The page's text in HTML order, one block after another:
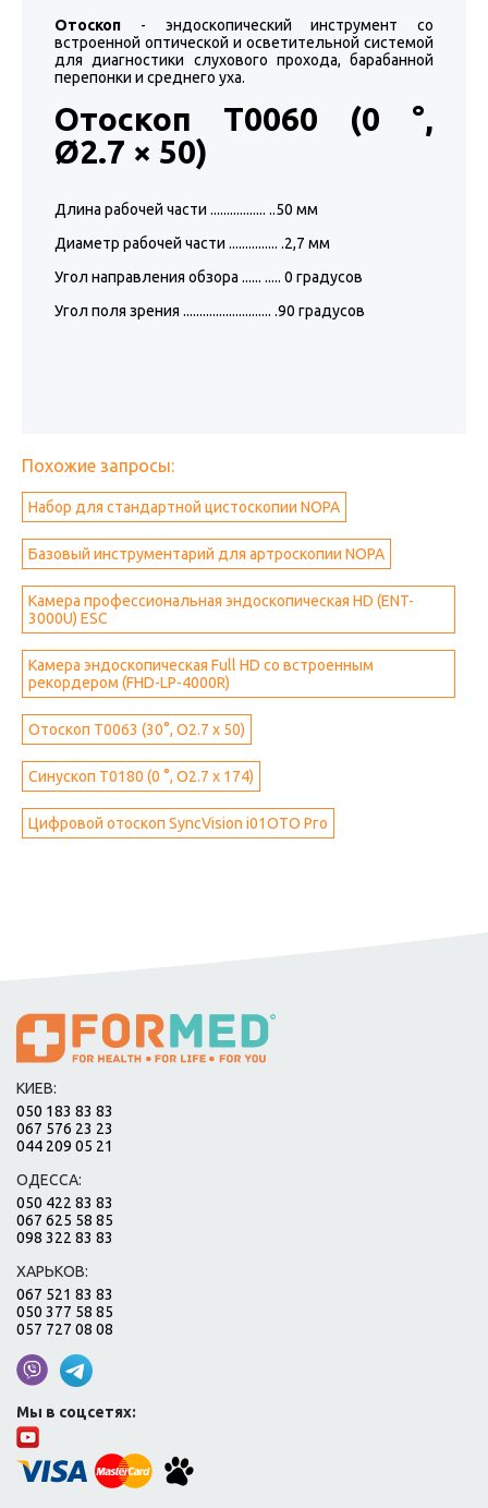
Отоскоп - эндоскопический инструмент со
встроенной оптической и осветительной системой
для диагностики слухового прохода, барабанной
перепонки и среднего уха.
Отоскоп T0060 (0 °,
Ø2.7 × 50)
Длина рабочей части ................. ..50 мм
Диаметр рабочей части ............... .2,7 мм
Угол направления обзора ...... ..... 0 градусов
Угол поля зрения ........................... .90 градусов
Похожие запросы:
Набор для стандартной цистоскопии NOPA
Базовый инструментарий для артроскопии NOPA
Камера профессиональная эндоскопическая HD (ENT-
3000U) ESC
Камера эндоскопическая Full HD со встроенным
рекордером (FHD-LP-4000R)
Отоскоп T0063 (30°, O2.7 x 50)
Синускоп T0180 (0 °, O2.7 x 174)
Цифровой отоскоп SyncVision i01OTO Рго
КИЕВ:
050 183 83 83
067 576 23 23
044 209 05 21
ОДЕССА:
050 422 83 83
067 625 58 85
098 322 83 83
ХАРЬКОВ:
067 521 83 83
050 377 58 85
057 727 08 08
Мы в соцсетях: